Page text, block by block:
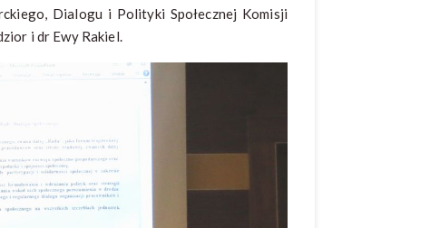
Dialogu i Polityki Społecznej Komisji
i dr Ewy Rakiel.